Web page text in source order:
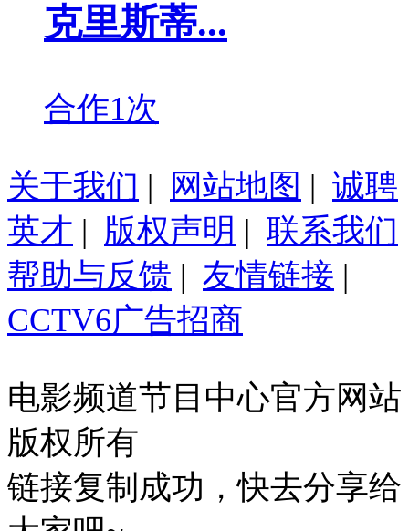
克里斯蒂...
合作1次
关于我们 | 网站地图 | 诚聘
英才 | 版权声明 | 联系我们
帮助与反馈 | 友情链接 |
CCTV6广告招商
电影频道节目中心官方网站
版权所有
链接复制成功，快去分享给